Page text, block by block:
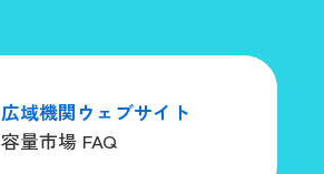
広域機関ウェブサイト
容量市場 FAQ